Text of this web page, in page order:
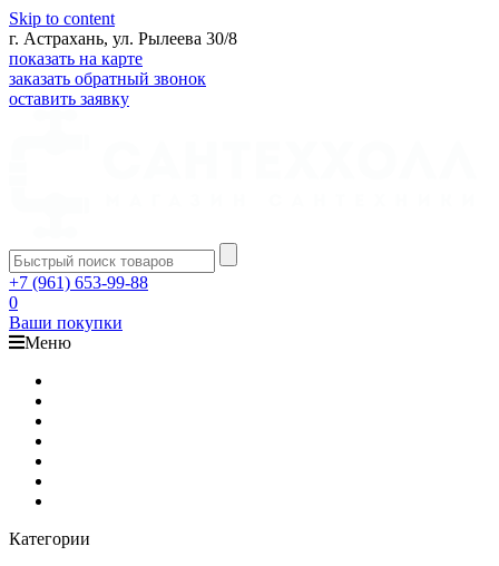
Skip to content
г. Астрахань, ул. Рылеева 30/8
показать на карте
заказать обратный звонок
оставить заявку
+7 (961) 653-99-88
0
Ваши покупки
Меню
Категории